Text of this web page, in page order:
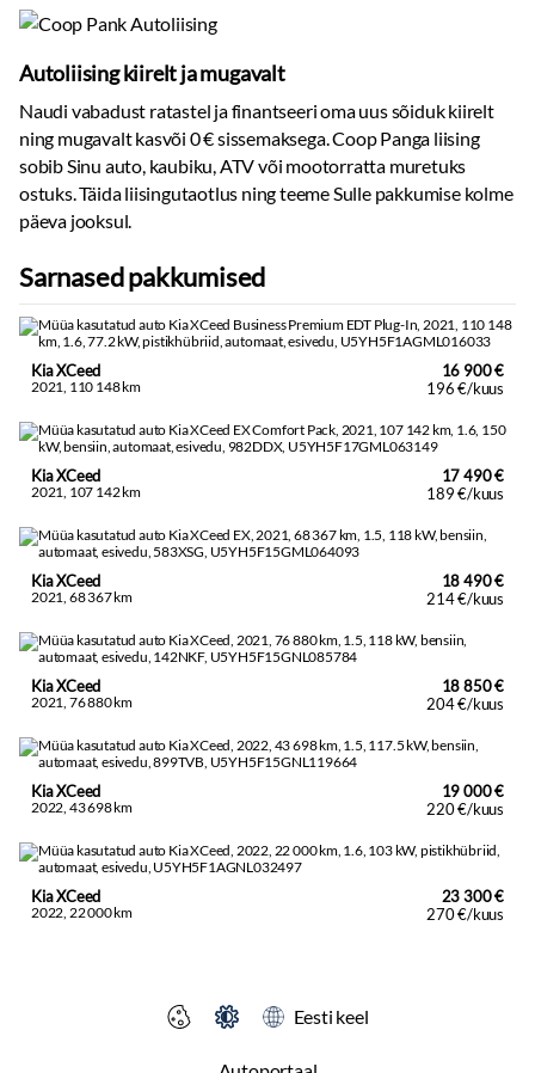
Autoliising kiirelt ja mugavalt
Naudi vabadust ratastel ja finantseeri oma uus sõiduk kiirelt
ning mugavalt kasvõi 0 € sissemaksega. Coop Panga liising
sobib Sinu auto, kaubiku, ATV või mootorratta muretuks
ostuks. Täida liisingutaotlus ning teeme Sulle pakkumise kolme
päeva jooksul.
Sarnased pakkumised
Kia XCeed
2021, 110 148 km
16 900 €
196 €/kuus
Kia XCeed
2021, 107 142 km
17 490 €
189 €/kuus
Kia XCeed
2021, 68 367 km
18 490 €
214 €/kuus
Kia XCeed
2021, 76 880 km
18 850 €
204 €/kuus
Kia XCeed
2022, 43 698 km
19 000 €
220 €/kuus
Kia XCeed
2022, 22 000 km
23 300 €
270 €/kuus
Eesti keel